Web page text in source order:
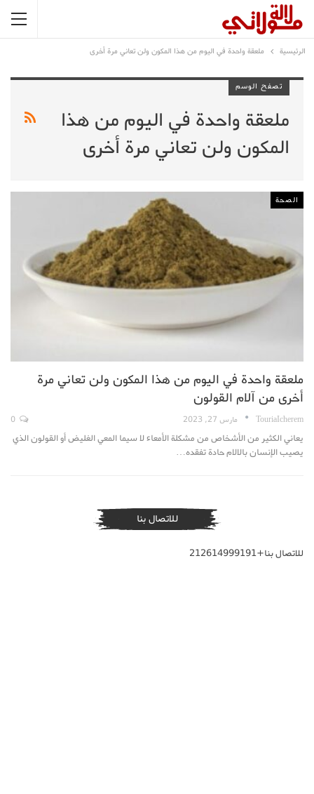
الرئيسية ملعقة واحدة في اليوم من هذا المكون ولن تعاني مرة أخرى
تصفح الوسم
ملعقة واحدة في اليوم من هذا
المكون ولن تعاني مرة أخرى
الصحة
ملعقة واحدة في اليوم من هذا المكون ولن تعاني مرة
أخرى من آلام القولون
TouriaIcherem مارس 27, 2023
يعاني الكثير من الأشخاص من مشكلة الأمعاء لا سيما المعي الغليض أو القولون الذي
يصيب الإنسان بالالام حادة تفقده…
للاتصال بنا
للاتصال بنا+212614999191